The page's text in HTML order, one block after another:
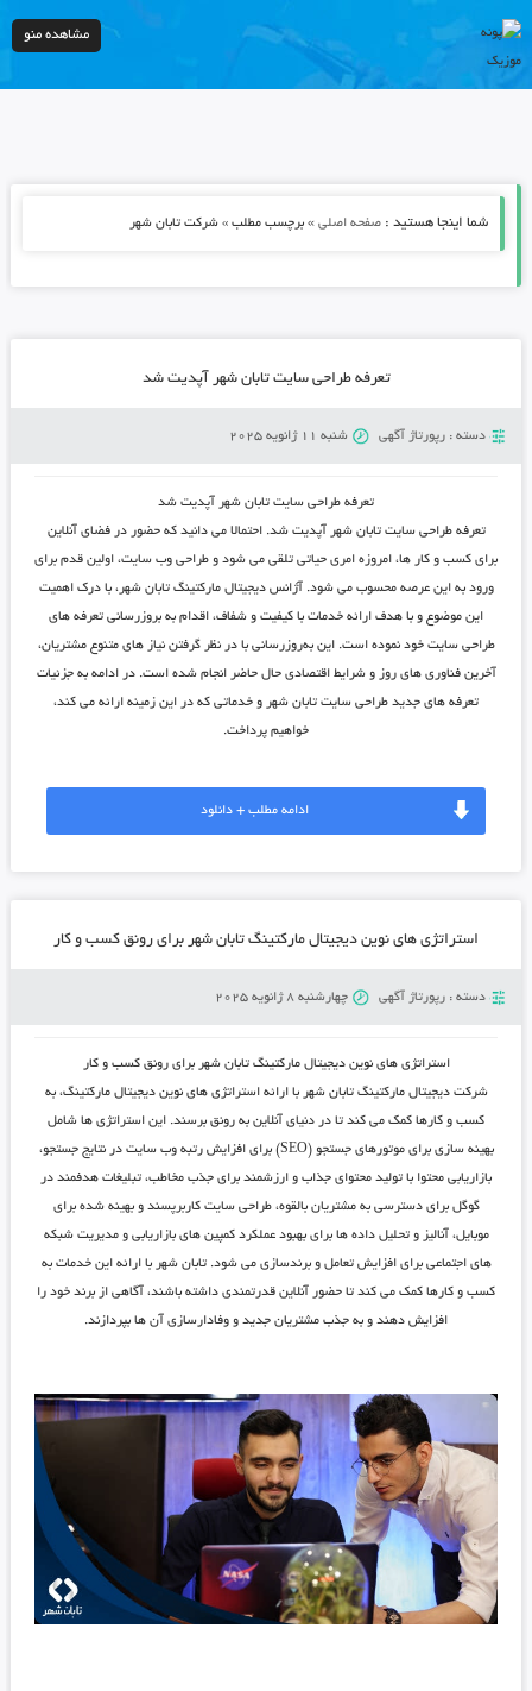
مشاهده منو
شما اینجا هستید : صفحه اصلی» برچسب مطلب » شرکت تابان شهر
تعرفه طراحی سایت تابان شهر آپدیت شد
دسته : رپورتاژ آگهی شنبه 11 ژانویه 2025
تعرفه طراحی سایت تابان شهر آپدیت شد
تعرفه طراحی سایت تابان شهر آپدیت شد. احتمالا می دانید که حضور در فضای آنلاین
برای کسب و کار ها، امروزه امری حیاتی تلقی می شود و طراحی وب سایت، اولین قدم برای
ورود به این عرصه محسوب می شود. آژانس دیجیتال مارکتینگ تابان شهر، با درک اهمیت
این موضوع و با هدف ارائه خدمات با کیفیت و شفاف، اقدام به بروزرسانی تعرفه های
طراحی سایت خود نموده است. این به‌روزرسانی با در نظر گرفتن نیاز های متنوع مشتریان،
آخرین فناوری های روز و شرایط اقتصادی حال حاضر انجام شده است. در ادامه به جزئیات
تعرفه های جدید طراحی سایت تابان شهر و خدماتی که در این زمینه ارائه می کند،
خواهیم پرداخت.
ادامه مطلب + دانلود
استراتژی ‌های نوین دیجیتال مارکتینگ تابان شهر برای رونق کسب و کار
دسته : رپورتاژ آگهی چهارشنبه 8 ژانویه 2025
استراتژی ‌های نوین دیجیتال مارکتینگ تابان شهر برای رونق کسب و کار
شرکت دیجیتال مارکتینگ تابان شهر با ارائه استراتژی ‌های نوین دیجیتال مارکتینگ، به
کسب و کارها کمک می ‌کند تا در دنیای آنلاین به رونق برسند. این استراتژی ‌ها شامل
بهینه‌ سازی برای موتورهای جستجو (SEO) برای افزایش رتبه وب ‌سایت در نتایج جستجو،
بازاریابی محتوا با تولید محتوای جذاب و ارزشمند برای جذب مخاطب، تبلیغات هدفمند در
گوگل برای دسترسی به مشتریان بالقوه، طراحی سایت کاربرپسند و بهینه شده برای
موبایل، آنالیز و تحلیل داده ‌ها برای بهبود عملکرد کمپین‌ های بازاریابی و مدیریت شبکه
‌های اجتماعی برای افزایش تعامل و برندسازی می‌ شود.تابان شهر با ارائه این خدمات به
کسب و کارها کمک می‌ کند تا حضور آنلاین قدرتمندی داشته باشند، آگاهی از برند خود را
افزایش دهند و به جذب مشتریان جدید و وفادارسازی آن‌ ها بپردازند.